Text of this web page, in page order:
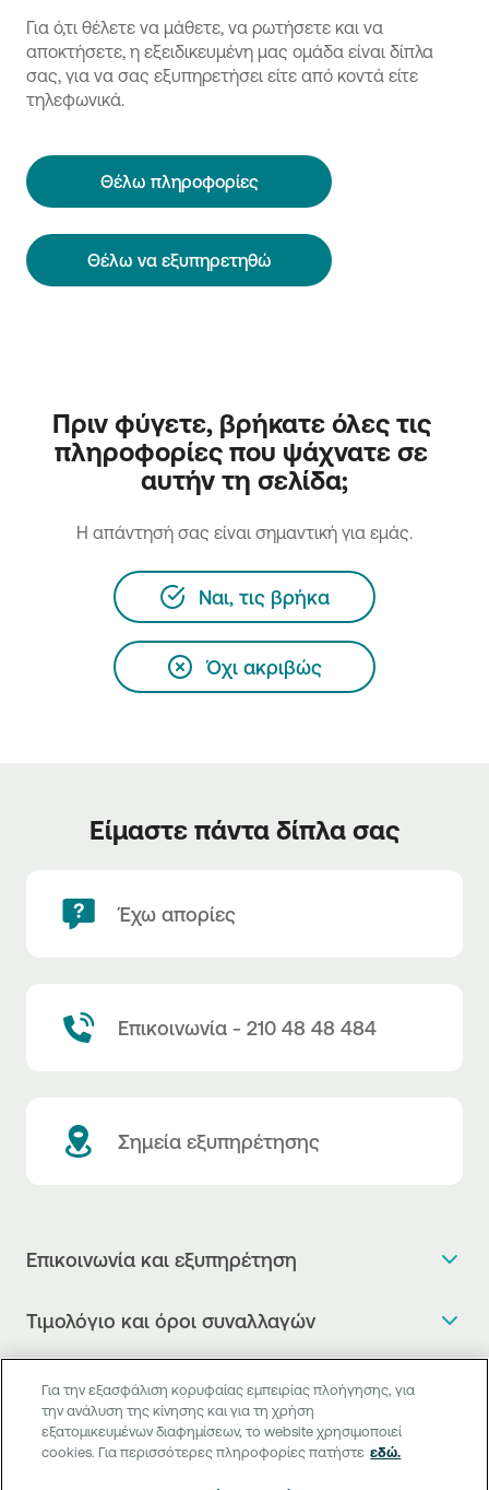
Για ό,τι θέλετε να μάθετε, να ρωτήσετε και να
αποκτήσετε, η εξειδικευμένη μας ομάδα είναι δίπλα
σας, για να σας εξυπηρετήσει είτε από κοντά είτε
τηλεφωνικά.
Θέλω πληροφορίες
Θέλω να εξυπηρετηθώ
Πριν φύγετε, βρήκατε όλες τις
πληροφορίες που ψάχνατε σε
αυτήν τη σελίδα;
H απάντησή σας είναι σημαντική για εμάς.
Ναι, τις βρήκα
Όχι ακριβώς
Είμαστε πάντα δίπλα σας
Έχω απορίες
Επικοινωνία - 210 48 48 484
Σημεία εξυπηρέτησης
Επικοινωνία και εξυπηρέτηση
Η νέα Ψηφιακή Εποχή στις συναλλαγές, έφτασε!
Θέλω να μιλήσω με Corporate Transaction Banking
Officer
Τιμολόγιο και όροι συναλλαγών
Τιμολόγιο της Τράπεζας
Δελτίο τιμών συναλλάγματος
Δελτίο πληροφόρησης περί τελών
Χρήσιμοι σύνδεσμοι
Συχνές ερωτήσεις
Κανονιστική Συμμόρφωση
Digital Banking
Για την εξασφάλιση κορυφαίας εμπειρίας πλοήγησης, για
την ανάλυση της κίνησης και για τη χρήση
εξατομικευμένων διαφημίσεων, το website χρησιμοποιεί
cookies. Για περισσότερες πληροφορίες πατήστε εδώ.